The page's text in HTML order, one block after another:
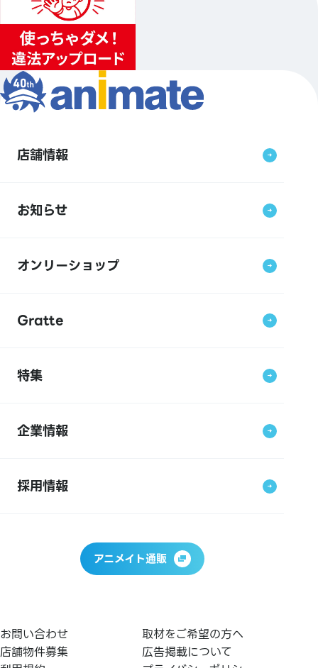
店舗情報
お知らせ
オンリーショップ
Gratte
特集
企業情報
採用情報
アニメイト通販
お問い合わせ
取材をご希望の方へ
店舗物件募集
広告掲載について